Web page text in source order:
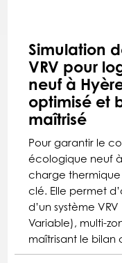
Simulation
VRV pour
neuf à
optimisé et
maîtrisé
Pour garantir le
écologique neuf
charge
clé. Elle permet
d’un système
Variable), multi-
maîtrisant le bilan